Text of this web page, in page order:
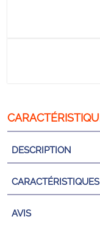
DESCRIPTION
CARACTÉRISTIQUES
AVIS